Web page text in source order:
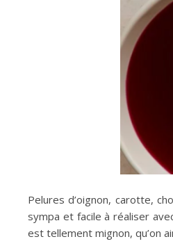
Pelures d’oignon, carotte,
sympa et facile à réaliser
est tellement mignon, qu’on